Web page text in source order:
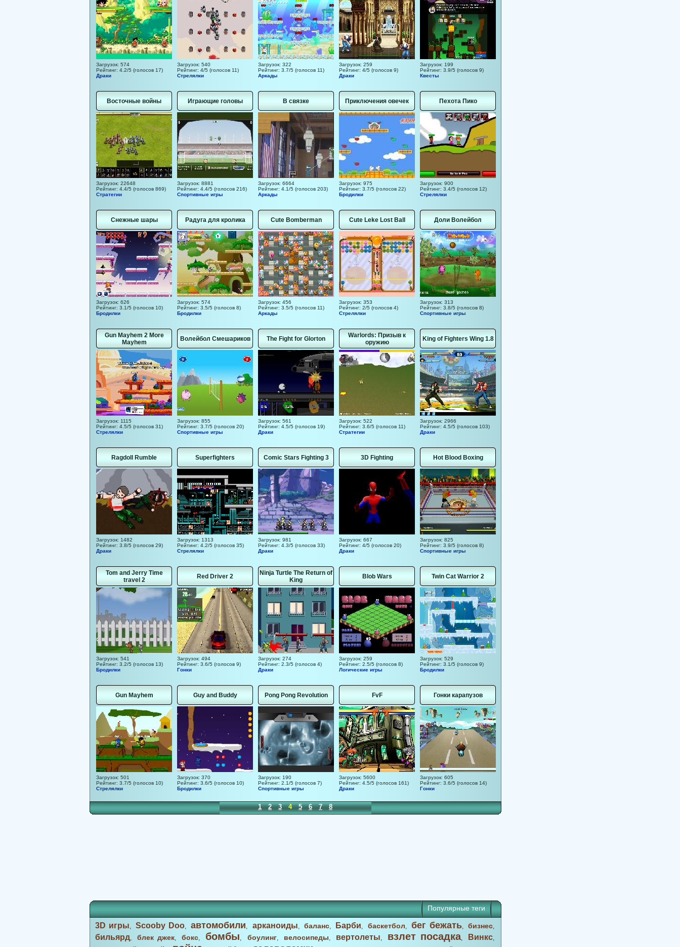
Загрузок: 574
Рейтинг: 4.2/5 (голосов 17)
Драки
Загрузок: 540
Рейтинг: 4/5 (голосов 11)
Стрелялки
Загрузок: 322
Рейтинг: 3.7/5 (голосов 11)
Аркады
Загрузок: 259
Рейтинг: 4/5 (голосов 9)
Драки
Загрузок: 199
Рейтинг: 3.9/5 (голосов 9)
Квесты
Восточные войны
Загрузок: 22648
Рейтинг: 4.4/5 (голосов 869)
Стратегии
Играющие головы
Загрузок: 8881
Рейтинг: 4.4/5 (голосов 216)
Спортивные игры
В связке
Загрузок: 6664
Рейтинг: 4.1/5 (голосов 203)
Аркады
Приключения овечек
Загрузок: 975
Рейтинг: 3.7/5 (голосов 22)
Бродилки
Пехота Пико
Загрузок: 900
Рейтинг: 3.4/5 (голосов 12)
Стрелялки
Снежные шары
Загрузок: 626
Рейтинг: 3.1/5 (голосов 10)
Бродилки
Радуга для кролика
Загрузок: 574
Рейтинг: 3.5/5 (голосов 8)
Бродилки
Cute Bomberman
Загрузок: 456
Рейтинг: 3.5/5 (голосов 11)
Аркады
Cute Leke Lost Ball
Загрузок: 353
Рейтинг: 2/5 (голосов 4)
Стрелялки
Доли Волейбол
Загрузок: 313
Рейтинг: 3.8/5 (голосов 8)
Спортивные игры
Gun Mayhem 2 More
Mayhem
Загрузок: 1115
Рейтинг: 4.5/5 (голосов 31)
Стрелялки
Волейбол Смешариков
Загрузок: 855
Рейтинг: 3.7/5 (голосов 20)
Спортивные игры
The Fight for Glorton
Загрузок: 561
Рейтинг: 4.5/5 (голосов 19)
Драки
Warlords: Призыв к
оружию
Загрузок: 522
Рейтинг: 3.6/5 (голосов 11)
Стратегии
King of Fighters Wing 1.8
Загрузок: 2966
Рейтинг: 4.5/5 (голосов 103)
Драки
Ragdoll Rumble
Загрузок: 1482
Рейтинг: 3.8/5 (голосов 29)
Драки
Superfighters
Загрузок: 1313
Рейтинг: 4.2/5 (голосов 35)
Стрелялки
Comic Stars Fighting 3
Загрузок: 981
Рейтинг: 4.3/5 (голосов 33)
Драки
3D Fighting
Загрузок: 667
Рейтинг: 4/5 (голосов 20)
Драки
Hot Blood Boxing
Загрузок: 825
Рейтинг: 3.9/5 (голосов 8)
Спортивные игры
Tom and Jerry Time
travel 2
Загрузок: 541
Рейтинг: 3.2/5 (голосов 13)
Бродилки
Red Driver 2
Загрузок: 494
Рейтинг: 3.6/5 (голосов 9)
Гонки
Ninja Turtle The Return of
King
Загрузок: 274
Рейтинг: 2.3/5 (голосов 4)
Драки
Blob Wars
Загрузок: 259
Рейтинг: 2.5/5 (голосов 8)
Логические игры
Twin Cat Warrior 2
Загрузок: 529
Рейтинг: 3.1/5 (голосов 9)
Бродилки
Gun Mayhem
Загрузок: 501
Рейтинг: 3.7/5 (голосов 10)
Стрелялки
Guy and Buddy
Загрузок: 370
Рейтинг: 3.6/5 (голосов 10)
Бродилки
Pong Pong Revolution
Загрузок: 190
Рейтинг: 2.1/5 (голосов 7)
Спортивные игры
FvF
Загрузок: 5600
Рейтинг: 4.5/5 (голосов 161)
Драки
Гонки карапузов
Загрузок: 605
Рейтинг: 3.6/5 (голосов 14)
Гонки
1 2 3 4 5 6 7 8
Популярные теги
3D игры,Scooby Doo,автомобили, арканоиды, баланс, Барби, баскетбол, бег бежать,бизнес,
бильярд,блек джек,бокс, бомбы, боулинг, велосипеды, вертолеты, взлет посадка, Винкс,